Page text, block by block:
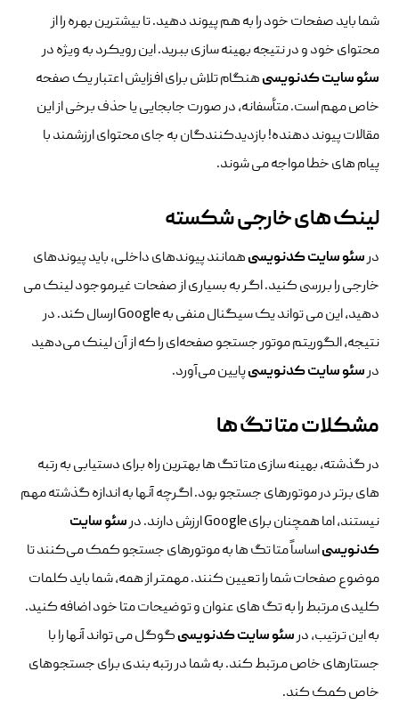
شما باید صفحات خود را به هم پیوند دهید. تا بیشترین بهره را از
محتوای خود و در نتیجه بهینه سازی ببرید. این رویکرد به ویژه در
سئو سایت کدنویسیهنگام تلاش برای افزایش اعتبار یک صفحه
خاص مهم است. متأسفانه، در صورت جابجایی یا حذف برخی از این
مقالات پیوند دهنده! بازدیدکنندگان به جای محتوای ارزشمند با
پیام های خطا مواجه می شوند.
لینک های خارجی شکسته
درسئو سایت کدنویسیهمانند پیوندهای داخلی، باید پیوندهای
خارجی را بررسی کنید. اگر به بسیاری از صفحات غیرموجود لینک می
دهید، این می تواند یک سیگنال منفی به Google ارسال کند. در
نتیجه، الگوریتم موتور جستجو صفحه‌ای را که از آن لینک می‌دهید
درسئو سایت کدنویسیپایین می‌آورد.
مشکلات متا تگ ها
در گذشته، بهینه سازی متا تگ ها بهترین راه برای دستیابی به رتبه
های برتر در موتورهای جستجو بود. اگرچه آنها به اندازه گذشته مهم
نیستند، اما همچنان برای Google ارزش دارند. در
سئو سایت
کدنویسیاساساً متا تگ ها به موتورهای جستجو کمک می‌کنند تا
موضوع صفحات شما را تعیین کنند. مهمتر از همه، شما باید کلمات
کلیدی مرتبط را به تگ های عنوان و توضیحات متا خود اضافه کنید.
به این ترتیب، درسئو سایت کدنویسیگوگل می تواند آنها را با
جستارهای خاص مرتبط کند. به شما در رتبه بندی برای جستجوهای
خاص کمک کند.